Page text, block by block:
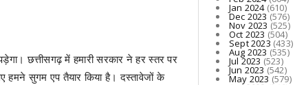
छत्तीसगढ़ में हमारी सरकार ने हर स्तर पर
हमने सुगम एप तैयार किया है। दस्तावेजों के
Jan 2024(610)
Dec 2023(576)
Nov 2023 (525)
Oct 2023 (504)
Sept 2023 (433)
Aug 2023 (535)
Jul 2023 (523)
Jun 2023(542)
May 2023(579)